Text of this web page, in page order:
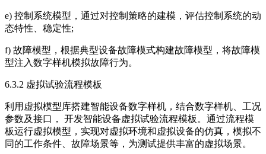
e) 控制系统模型，通过对控制策略的建模，评估控制系统的动
态特性、稳定性;
f) 故障模型，根据典型设备故障模式构建故障模型，将故障模
型注入数字样机模拟故障行为。
6.3.2 虚拟试验流程模板
利用虚拟模型库搭建智能设备数字样机，结合数字样机、工况
参数及接口， 开发智能设备虚拟试验流程模板。通过流程模
板运行虚拟模型，实现对虚拟环境和虚拟设备的仿真，模拟不
同的工作条件、故障场景等，为测试提供丰富的虚拟场景。